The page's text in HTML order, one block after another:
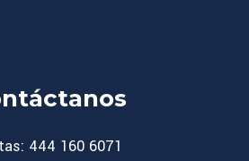
444 160 6071